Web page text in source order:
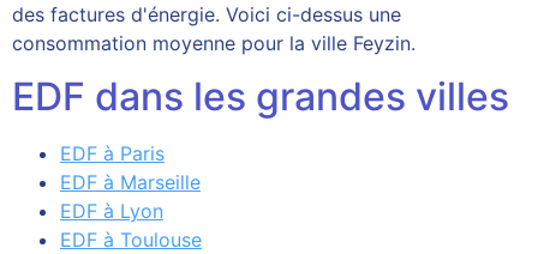
des factures d'énergie. Voici ci-dessus une
consommation moyenne pour la ville Feyzin.
EDF dans les grandes villes
EDF à Paris
EDF à Marseille
EDF à Lyon
EDF à Toulouse